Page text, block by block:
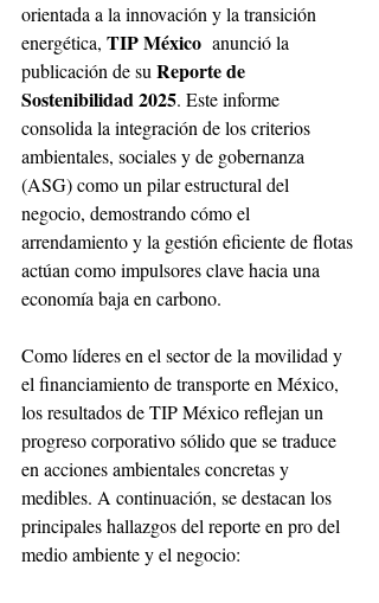
orientada a la innovación y la transición
energética, TIP México anunció la
publicación de su Reporte de
Sostenibilidad 2025. Este informe
consolida la integración de los criterios
ambientales, sociales y de gobernanza
(ASG) como un pilar estructural del
negocio, demostrando cómo el
arrendamiento y la gestión eficiente de flotas
actúan como impulsores clave hacia una
economía baja en carbono.
Como líderes en el sector de la movilidad y
el financiamiento de transporte en México,
los resultados de TIP México reflejan un
progreso corporativo sólido que se traduce
en acciones ambientales concretas y
medibles. A continuación, se destacan los
principales hallazgos del reporte en pro del
medio ambiente y el negocio: